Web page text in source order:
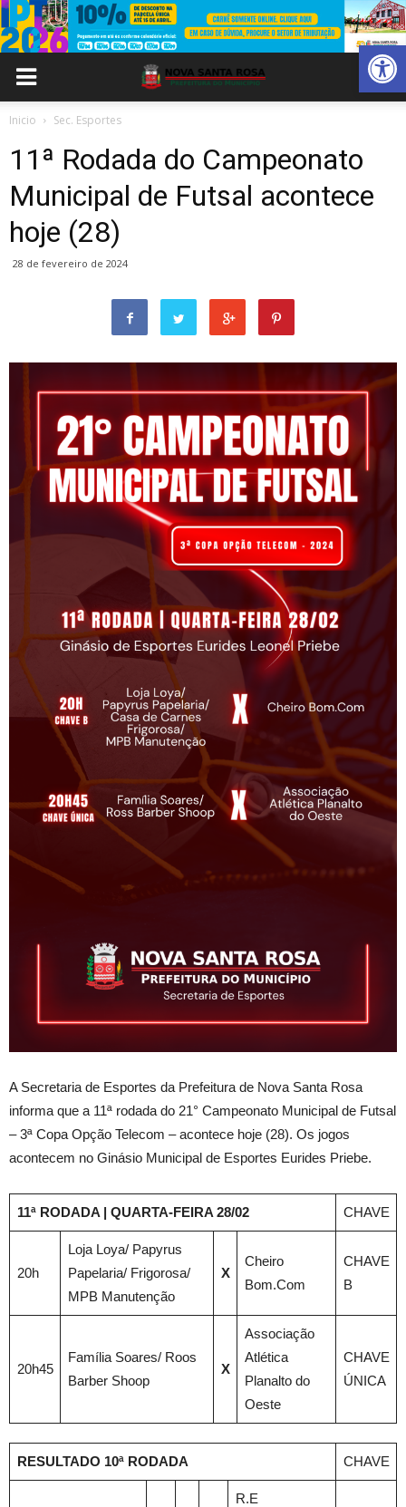
Abrir
Inicio Sec. Esportes
11ª Rodada do Campeonato
Municipal de Futsal acontece
hoje (28)
28 de fevereiro de 2024
A Secretaria de Esportes da Prefeitura de Nova Santa Rosa
informa que a 11ª rodada do 21° Campeonato Municipal de Futsal
– 3ª Copa Opção Telecom – acontece hoje (28). Os jogos
acontecem no Ginásio Municipal de Esportes Eurides Priebe.
11ª RODADA | QUARTA-FEIRA 28/02 CHAVE
20h
Loja Loya/ Papyrus
Papelaria/ Frigorosa/
MPB Manutenção
X
Cheiro
Bom.Com
CHAVE
B
20h45
Família Soares/ Roos
Barber Shoop
X
Associação
Atlética
Planalto do
Oeste
CHAVE
ÚNICA
RESULTADO 10ª RODADA CHAVE
R.E